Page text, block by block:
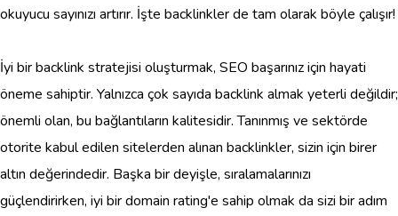
okuyucu sayınızı artırır. İşte backlinkler de tam olarak böyle çalışır!
İyi bir backlink stratejisi oluşturmak, SEO başarınız için hayati
öneme sahiptir. Yalnızca çok sayıda backlink almak yeterli değildir;
önemli olan, bu bağlantıların kalitesidir. Tanınmış ve sektörde
otorite kabul edilen sitelerden alınan backlinkler, sizin için birer
altın değerindedir. Başka bir deyişle, sıralamalarınızı
güçlendirirken, iyi bir domain rating'e sahip olmak da sizi bir adım